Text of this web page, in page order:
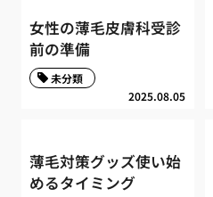
女性の薄毛皮膚科受診
前の準備
2025.08.05
未分類
薄毛対策グッズ使い始
めるタイミング